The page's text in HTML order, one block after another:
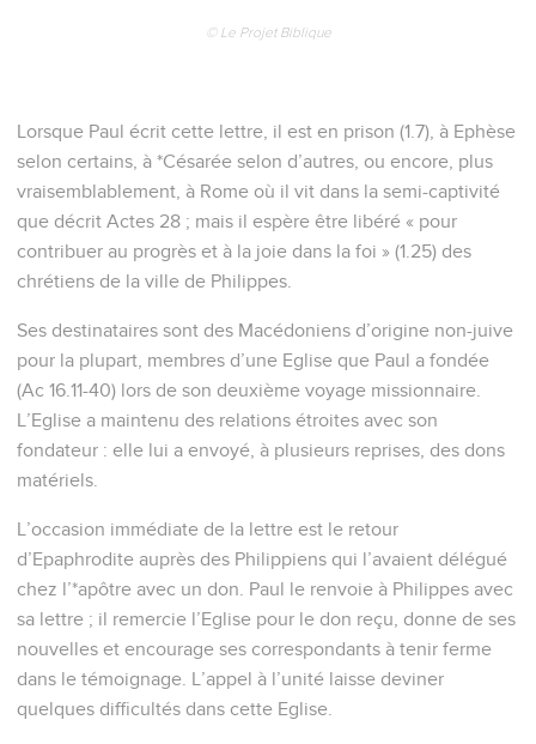
© Le Projet Biblique
Lorsque Paul écrit cette lettre, il est en prison (1.7), à Ephèse
selon certains, à *Césarée selon d’autres, ou encore, plus
vraisemblablement, à Rome où il vit dans la semi-captivité
que décrit Actes 28 ; mais il espère être libéré « pour
contribuer au progrès et à la joie dans la foi » (1.25) des
chrétiens de la ville de Philippes.
Ses destinataires sont des Macédoniens d’origine non-juive
pour la plupart, membres d’une Eglise que Paul a fondée
(Ac 16.11-40) lors de son deuxième voyage missionnaire.
L’Eglise a maintenu des relations étroites avec son
fondateur : elle lui a envoyé, à plusieurs reprises, des dons
matériels.
L’occasion immédiate de la lettre est le retour
d’Epaphrodite auprès des Philippiens qui l’avaient délégué
chez l’*apôtre avec un don. Paul le renvoie à Philippes avec
sa lettre ; il remercie l’Eglise pour le don reçu, donne de ses
nouvelles et encourage ses correspondants à tenir ferme
dans le témoignage. L’appel à l’unité laisse deviner
quelques difficultés dans cette Eglise.